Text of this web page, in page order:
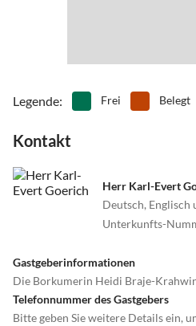
Legende: Frei Belegt
Kontakt
Herr Karl-Evert
Deutsch, Englisch
Unterkunfts-
Gastgeberinformationen
Die Borkumerin Heidi Braje-
Telefonnummer des Gastgebers
Bitte geben Sie weitere Details ein,